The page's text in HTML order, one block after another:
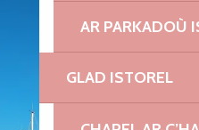
AR PARKADOÙ
GLAD ISTOREL